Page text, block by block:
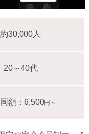
約30,000人
20～40代
額：6,500円～